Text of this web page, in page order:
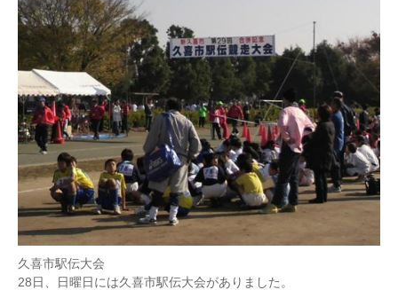
久喜市駅伝大会
28日、日曜日には久喜市駅伝大会がありました。